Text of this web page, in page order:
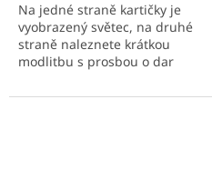
Na jedné straně kartičky je
vyobrazený světec, na druhé
straně naleznete krátkou
modlitbu s prosbou o dar
údaje z jeho života.